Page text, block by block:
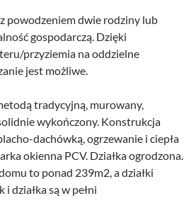
powodzeniem dwie rodziny lub
gospodarczą. Dzięki
przyziemia na oddzielne
jest możliwe.
tradycyjną, murowany,
wykończony. Konstrukcja
dachówką, ogrzewanie i ciepła
okienna PCV. Działka ogrodzona.
to ponad 239m2, a działki
działka są w pełni